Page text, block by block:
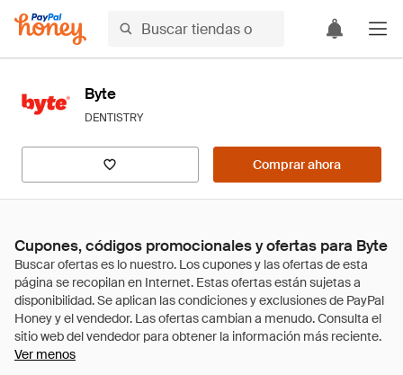
Byte
DENTISTRY
Comprar ahora
Cupones, códigos promocionales y ofertas para Byte
Ver menos